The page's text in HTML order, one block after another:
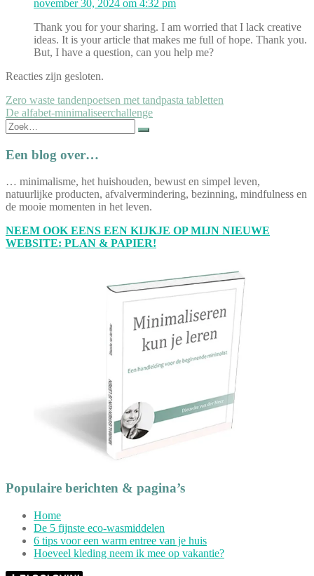
november 30, 2024 om 4:32 pm
Thank you for your sharing. I am worried that I lack creative
ideas. It is your article that makes me full of hope. Thank you.
But, I have a question, can you help me?
Reacties zijn gesloten.
Bericht
navigatie
Zero waste tandenpoetsen met tandpasta tabletten
De alfabet-minimaliseerchallenge
Zoek
naar:
Een blog over…
… minimalisme, het huishouden, bewust en simpel leven,
natuurlijke producten, afvalvermindering, bezinning, mindfulness en
de mooie momenten in het leven.
NEEM OOK EENS EEN KIJKJE OP MIJN NIEUWE
WEBSITE: PLAN & PAPIER!
Populaire berichten & pagina’s
Home
De 5 fijnste eco-wasmiddelen
6 tips voor een warm entree van je huis
Hoeveel kleding neem ik mee op vakantie?